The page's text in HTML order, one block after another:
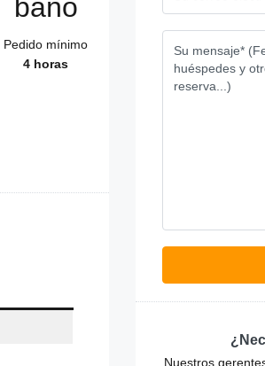
Pedido mínimo
4 horas
Nuestros